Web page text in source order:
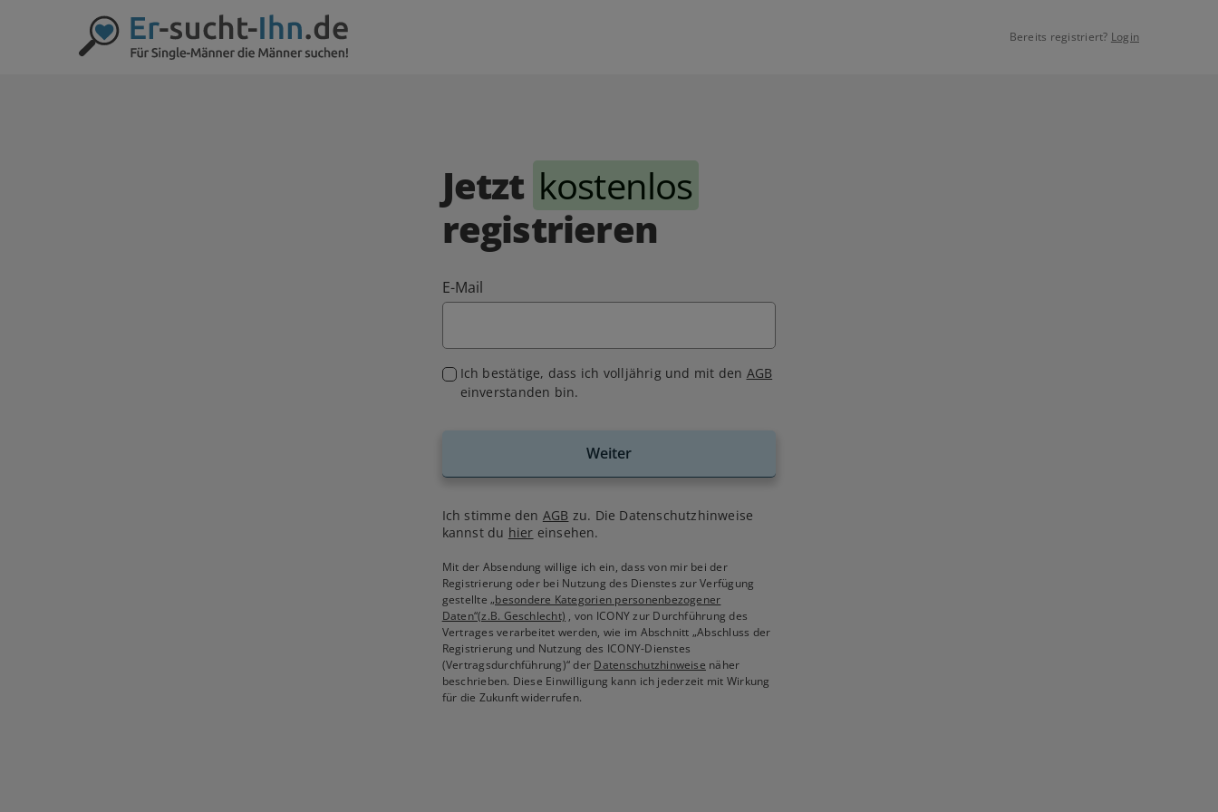
Bereits registriert? Login
Jetzt kostenlos
registrieren
E-Mail
Ich bestätige, dass ich volljährig und mit den AGB
einverstanden bin.
Weiter
Ich stimme den AGB zu. Die Datenschutzhinweise
kannst du hier einsehen.
Mit der Absendung willige ich ein, dass von mir bei der
Registrierung oder bei Nutzung des Dienstes zur Verfügung
gestellte„besondere Kategorien personenbezogener
Daten“(z.B. Geschlecht) , von ICONY zur Durchführung des
Vertrages verarbeitet werden, wie im Abschnitt „Abschluss der
Registrierung und Nutzung des ICONY-Dienstes
(Vertragsdurchführung)“ der Datenschutzhinweise näher
beschrieben. Diese Einwilligung kann ich jederzeit mit Wirkung
für die Zukunft widerrufen.